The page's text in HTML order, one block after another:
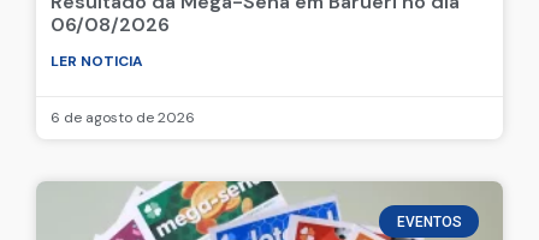
Resultado da Mega-Sena em Barueri no dia
06/08/2026